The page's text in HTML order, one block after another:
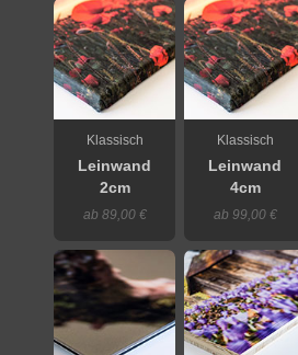
Klassisch
Leinwand
2cm
ab 89,00 €
Klassisch
Leinwand
4cm
ab 99,00 €